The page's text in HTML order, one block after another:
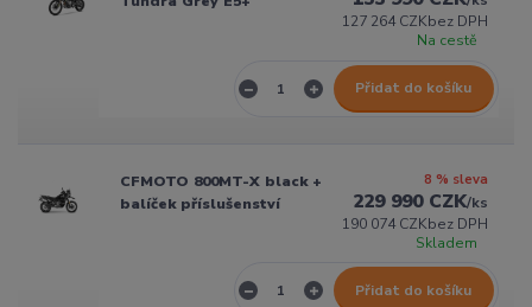
127 264 CZKbez DPH
Na cestě
Přidat do košíku
CFMOTO 800MT-X black +
balíček příslušenství
8 % sleva
229 990 CZK/ks
190 074 CZKbez DPH
Skladem
Přidat do košíku